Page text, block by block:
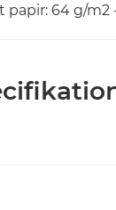
64 g/m2